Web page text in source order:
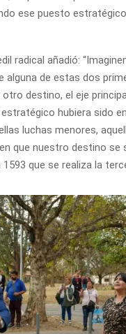
ese puesto
radical añadió:
alguna de estas dos
destino, el eje
hubiera sido
luchas menores,
que nuestro destino se
que se realiza la